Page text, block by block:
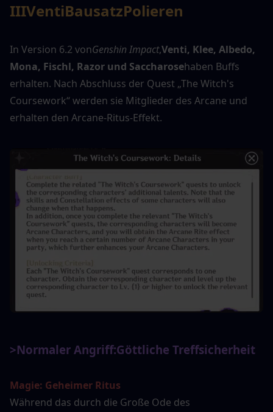
IIIVentiBausatzPolieren
In Version 6.2 vonGenshin Impact,Venti, Klee, Albedo,
Mona, Fischl, Razor und Saccharosehaben Buffs
erhalten. Nach Abschluss der Quest „The Witch's
Coursework“ werden sie Mitglieder des Arcane und
erhalten den Arcane-Ritus-Effekt.
>Normaler Angriff:Göttliche Treffsicherheit
Magie: Geheimer Ritus
Während das durch die Große Ode des